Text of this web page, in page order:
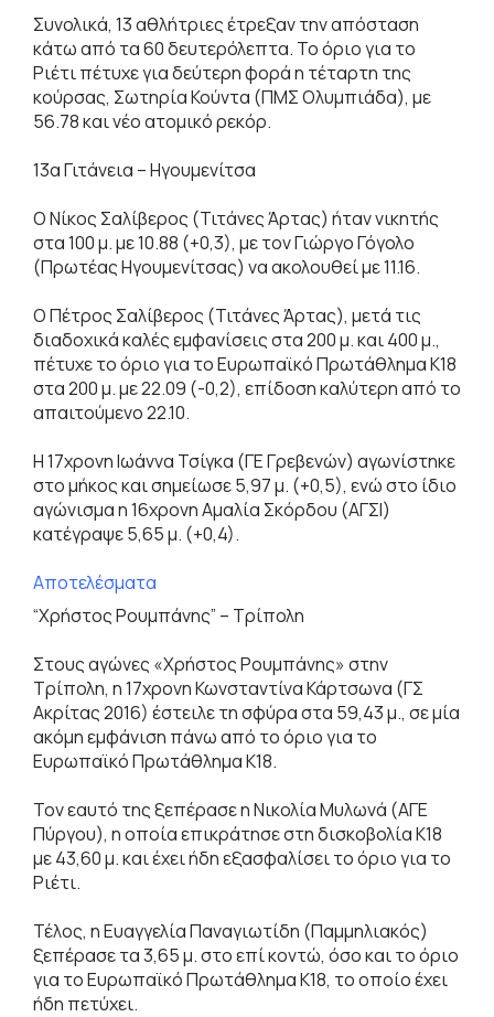
Συνολικά, 13 αθλήτριες έτρεξαν την απόσταση
κάτω από τα 60 δευτερόλεπτα. Το όριο για το
Ριέτι πέτυχε για δεύτερη φορά η τέταρτη της
κούρσας, Σωτηρία Κούντα (ΠΜΣ Ολυμπιάδα), με
56.78 και νέο ατομικό ρεκόρ.
13α Γιτάνεια – Ηγουμενίτσα
Ο Νίκος Σαλίβερος (Τιτάνες Άρτας) ήταν νικητής
στα 100 μ. με 10.88 (+0,3), με τον Γιώργο Γόγολο
(Πρωτέας Ηγουμενίτσας) να ακολουθεί με 11.16.
Ο Πέτρος Σαλίβερος (Τιτάνες Άρτας), μετά τις
διαδοχικά καλές εμφανίσεις στα 200 μ. και 400 μ.,
πέτυχε το όριο για το Ευρωπαϊκό Πρωτάθλημα Κ18
στα 200 μ. με 22.09 (-0,2), επίδοση καλύτερη από το
απαιτούμενο 22.10.
Η 17χρονη Ιωάννα Τσίγκα (ΓΕ Γρεβενών) αγωνίστηκε
στο μήκος και σημείωσε 5,97 μ. (+0,5), ενώ στο ίδιο
αγώνισμα η 16χρονη Αμαλία Σκόρδου (ΑΓΣΙ)
κατέγραψε 5,65 μ. (+0,4).
Αποτελέσματα
“Χρήστος Ρουμπάνης” – Τρίπολη
Στους αγώνες «Χρήστος Ρουμπάνης» στην
Τρίπολη, η 17χρονη Κωνσταντίνα Κάρτσωνα (ΓΣ
Ακρίτας 2016) έστειλε τη σφύρα στα 59,43 μ., σε μία
ακόμη εμφάνιση πάνω από το όριο για το
Ευρωπαϊκό Πρωτάθλημα Κ18.
Τον εαυτό της ξεπέρασε η Νικολία Μυλωνά (ΑΓΕ
Πύργου), η οποία επικράτησε στη δισκοβολία Κ18
με 43,60 μ. και έχει ήδη εξασφαλίσει το όριο για το
Ριέτι.
Τέλος, η Ευαγγελία Παναγιωτίδη (Παμμηλιακός)
ξεπέρασε τα 3,65 μ. στο επί κοντώ, όσο και το όριο
για το Ευρωπαϊκό Πρωτάθλημα Κ18, το οποίο έχει
ήδη πετύχει.